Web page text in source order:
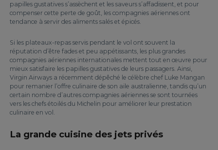
papilles gustatives s’assèchent et les saveurs s’affadissent, et pour
compenser cette perte de goût, les compagnies aériennes ont
tendance à servir des aliments salés et épicés.
Si les plateaux-repas servis pendant le vol ont souvent la
réputation d’être fades et peu appétissants, les plus grandes
compagnies aériennes internationales mettent tout en œuvre pour
mieux satisfaire les papilles gustatives de leurs passagers. Ainsi,
Virgin Airways a récemment dépêché le célèbre chef Luke Mangan
pour remanier l’offre culinaire de son aile australienne, tandis qu’un
certain nombre d’autres compagnies aériennes se sont tournées
vers les chefs étoilés du Michelin pour améliorer leur prestation
culinaire en vol.
La grande cuisine des jets privés